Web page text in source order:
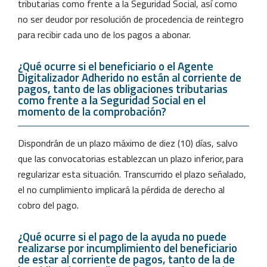
tributarias como frente a la Seguridad Social, así como
no ser deudor por resolución de procedencia de reintegro
para recibir cada uno de los pagos a abonar.
¿Qué ocurre si el beneficiario o el Agente
Digitalizador Adherido no están al corriente de
pagos, tanto de las obligaciones tributarias
como frente a la Seguridad Social en el
momento de la comprobación?
Dispondrán de un plazo máximo de diez (10) días, salvo
que las convocatorias establezcan un plazo inferior, para
regularizar esta situación. Transcurrido el plazo señalado,
el no cumplimiento implicará la pérdida de derecho al
cobro del pago.
¿Qué ocurre si el pago de la ayuda no puede
realizarse por incumplimiento del beneficiario
de estar al corriente de pagos, tanto de la de